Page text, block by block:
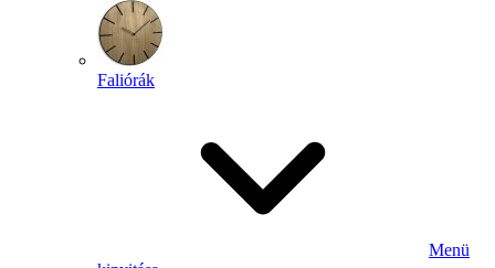
Faliórák
Menü